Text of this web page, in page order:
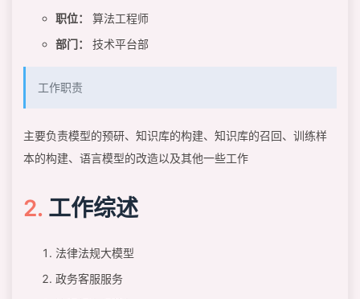
职位：
算法工程师
部门：
技术平台部
工作职责
主要负责模型的预研、知识库的构建、知识库的召回、训练样
本的构建、语言模型的改造以及其他一些工作
工作综述
法律法规大模型
政务客服服务